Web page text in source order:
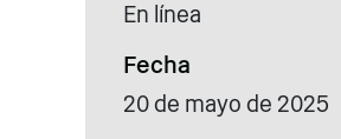
En línea
Fecha
20 de mayo de 2025